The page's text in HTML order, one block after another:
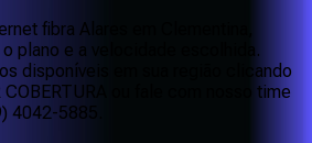
fibra Alares em Clementina,
plano e a velocidade escolhida.
disponíveis em sua região clicando
COBERTURA ou fale com nosso time
4042-5885.